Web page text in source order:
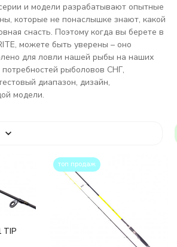
и модели разрабатывают опытные
которые не понаслышке знают, какой
снасть. Поэтому когда вы берете в
можете быть уверены – оно
для ловли нашей рыбы на наших
рыболовов СНГ,
диапазон, дизайн,
модели.
покупателей
TIP
топ продаж